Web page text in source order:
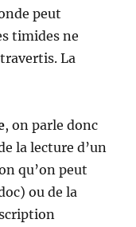
peut
timides ne
La
, on parle donc
la lecture d’un
qu’on peut
ou de la